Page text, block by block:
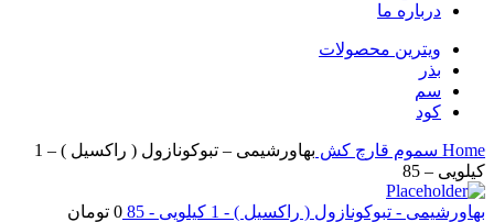
درباره ما
ویترین محصولات
بذر
سم
کود
Home سموم قارچ کش
بهاورشیمی – تبوکونازول ( راکسیل ) – 1
کیلویی – 85
بهاورشیمی - تبوکونازول ( راکسیل ) - 1 کیلویی - 85 0 تومان